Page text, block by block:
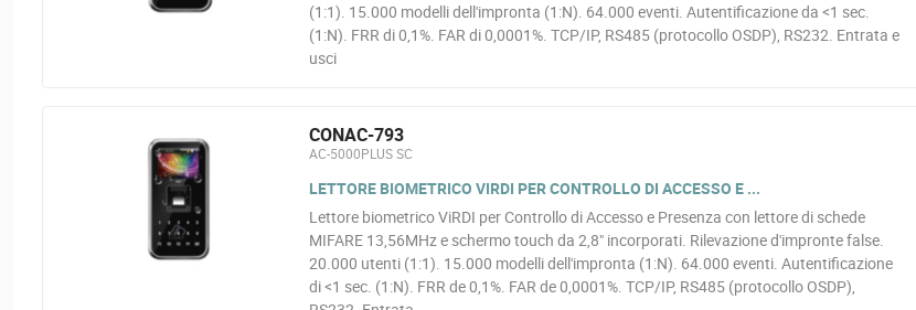
(1:1). 15.000 modelli dell'impronta (1:N). 64.000 eventi. Autentificazione da <1 sec.
(1:N). FRR di 0,1%. FAR di 0,0001%. TCP/IP, RS485 (protocollo OSDP), RS232. Entrata e
usci
CONAC-793
AC-5000PLUS SC
LETTORE BIOMETRICO VIRDI PER CONTROLLO DI ACCESSO E ...
Lettore biometrico ViRDI per Controllo di Accesso e Presenza con lettore di schede
MIFARE 13,56MHz e schermo touch da 2,8" incorporati. Rilevazione d'impronte false.
20.000 utenti (1:1). 15.000 modelli dell'impronta (1:N). 64.000 eventi. Autentificazione
di <1 sec. (1:N). FRR de 0,1%. FAR de 0,0001%. TCP/IP, RS485 (protocollo OSDP),